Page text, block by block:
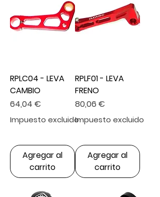
RPLC04 - LEVA
CAMBIO
Precio
64,04 €
Impuesto excluido
Agregar al
carrito
RPLF01 - LEVA
FRENO
Precio
80,06 €
Impuesto excluido
Agregar al
carrito